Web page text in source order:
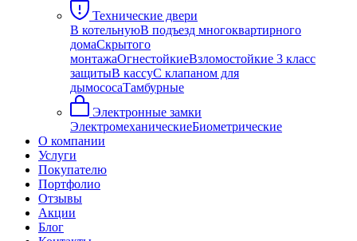
Технические двери
В котельнуюВ подъезд многоквартирного
домаСкрытого
монтажаОгнестойкиеВзломостойкие 3 класс
защитыВ кассуС клапаном для
дымососаТамбурные
Электронные замки
ЭлектромеханическиеБиометрические
О компании
Услуги
Покупателю
Портфолио
Отзывы
Акции
Блог